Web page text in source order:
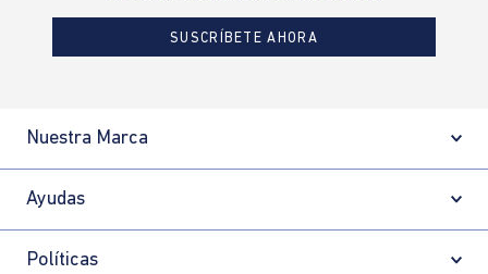
SUSCRÍBETE AHORA
Nuestra Marca
Ayudas
Políticas